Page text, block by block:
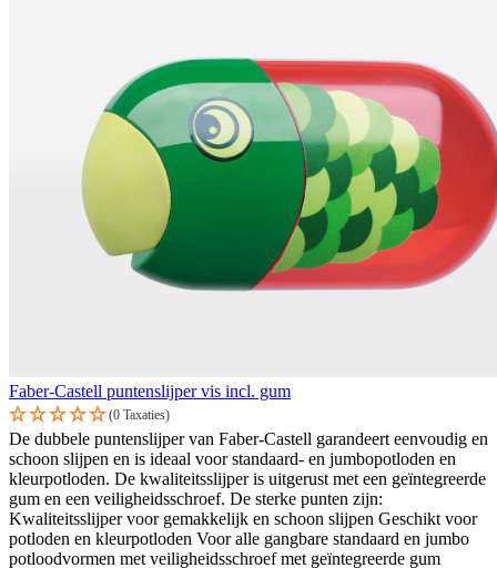
Faber-Castell puntenslijper vis incl. gum
(0 Taxaties)
De dubbele puntenslijper van Faber-Castell garandeert eenvoudig en
schoon slijpen en is ideaal voor standaard- en jumbopotloden en
kleurpotloden. De kwaliteitsslijper is uitgerust met een geïntegreerde
gum en een veiligheidsschroef. De sterke punten zijn:
Kwaliteitsslijper voor gemakkelijk en schoon slijpen Geschikt voor
potloden en kleurpotloden Voor alle gangbare standaard en jumbo
potloodvormen met veiligheidsschroef met geïntegreerde gum